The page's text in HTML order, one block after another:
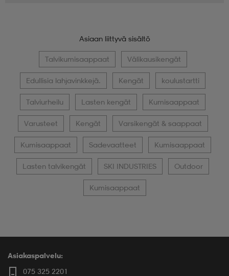
Asiaan liittyvä sisältö
Talvikumisaappaat Välikausikengät
Edullisia lahjavinkkejä. Kengät koulustartti
Talviurheilu Lasten kengät Kumisaappaat
Varusteet Kengät Varsikengät & saappaat
Kumisaappaat Sadevaatteet Kumisaappaat
Lasten talvikengät SKI INDUSTRIES Outdoor
Kumisaappaat
Asiakaspalvelu:
075 325 2201